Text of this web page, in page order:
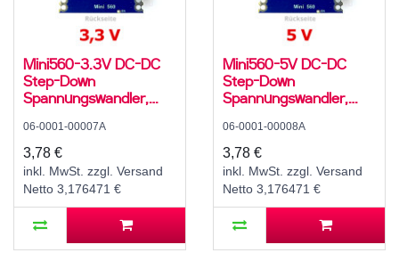
Mini560-3.3V DC-DC
Step-Down
Spannungswandler,
Converter, 4 A, 5..20 V
zu 3,3 V
06-0001-00007A
3,78 €
inkl. MwSt. zzgl. Versand
Netto 3,176471 €
Mini560-5V DC-DC
Step-Down
Spannungswandler,
Converter, 4 A, 7..20 V
zu 5 V
06-0001-00008A
3,78 €
inkl. MwSt. zzgl. Versand
Netto 3,176471 €